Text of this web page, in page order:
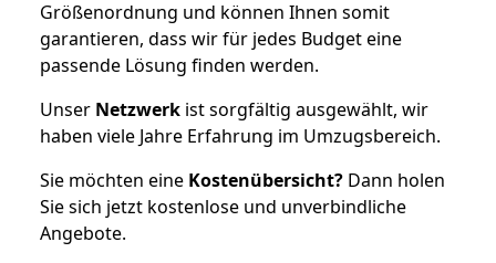
Größenordnung und können Ihnen somit
garantieren, dass wir für jedes Budget eine
passende Lösung finden werden.
Unser Netzwerk ist sorgfältig ausgewählt, wir
haben viele Jahre Erfahrung im Umzugsbereich.
Sie möchten eine Kostenübersicht? Dann holen
Sie sich jetzt kostenlose und unverbindliche
Angebote.